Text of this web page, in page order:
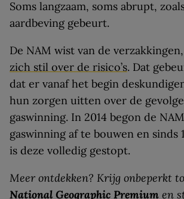
Soms langzaam, soms abrupt,
aardbeving gebeurt.
De NAM wist van de verzakkingen,
zich stil over de risico’s. Dat
dat er vanaf het begin
hun zorgen uitten over de
gaswinning. In 2014 begon de
gaswinning af te bouwen en sinds
is deze volledig gestopt.
Meer ontdekken? Krijg onbeperkt
National Geographic Premium en